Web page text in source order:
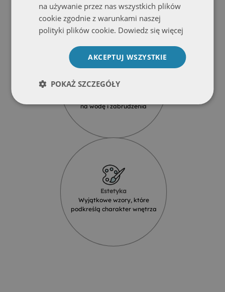
Wodoodporność
na wodę i zabrudzenia
Estetyka
Wyjątkowe wzory, które
podkreślą charakter wnętrza
na używanie przez nas wszystkich plików
cookie zgodnie z warunkami naszej
polityki plików cookie. Dowiedz się więcej
AKCEPTUJ WSZYSTKIE
POKAŻ SZCZEGÓŁY